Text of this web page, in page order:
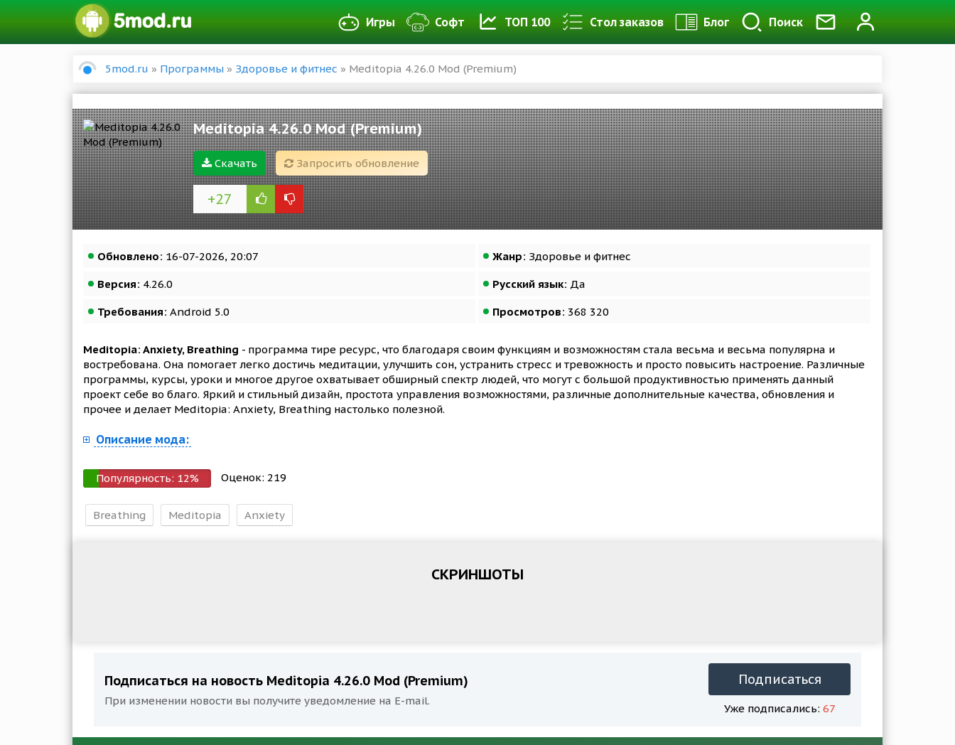
Игры Софт ТОП 100 Стол заказов Блог Поиск
5mod.ru » Программы » Здоровье и фитнес » Meditopia 4.26.0 Mod (Premium)
Meditopia 4.26.0 Mod (Premium)
Скачать Запросить обновление
+27
Обновлено: 16-07-2026, 20:07 Жанр: Здоровье и фитнес
Версия: 4.26.0 Русский язык: Да
Требования: Android 5.0 Просмотров: 368 320
Meditopia: Anxiety, Breathing - программа тире ресурс, что благодаря своим функциям и возможностям стала весьма и весьма популярна и
востребована. Она помогает легко достичь медитации, улучшить сон, устранить стресс и тревожность и просто повысить настроение. Различные
программы, курсы, уроки и многое другое охватывает обширный спектр людей, что могут с большой продуктивностью применять данный
проект себе во благо. Яркий и стильный дизайн, простота управления возможностями, различные дополнительные качества, обновления и
прочее и делает Meditopia: Anxiety, Breathing настолько полезной.
Описание мода:
Популярность: 12% Оценок: 219
Breathing Meditopia Anxiety
СКРИНШОТЫ
Подписаться на новость Meditopia 4.26.0 Mod (Premium)
При изменении новости вы получите уведомление на E-mail.
Подписаться
Уже подписались: 67